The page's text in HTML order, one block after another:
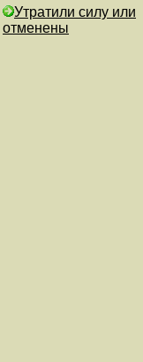
Утратили силу или
отменены